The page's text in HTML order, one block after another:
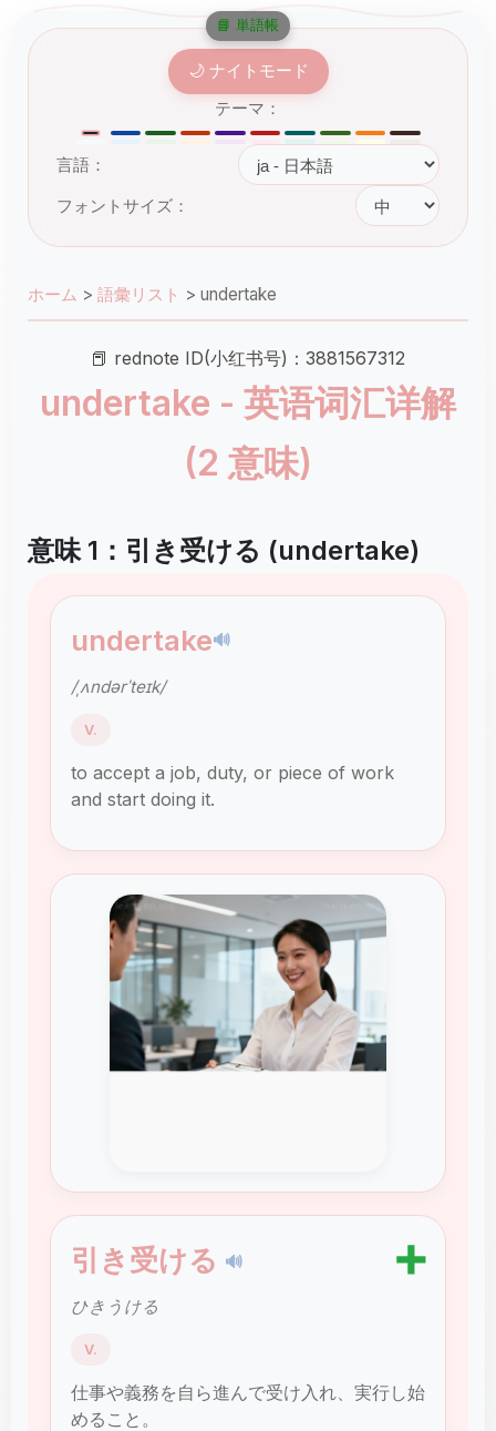
🌙 ナイトモード
テーマ：
言語：
フォントサイズ：
ホーム > 語彙リスト > undertake
📕 rednote ID(小红书号)：3881567312
undertake - 英语词汇详解
(2 意味)
意味 1：引き受ける (undertake)
undertake🔊
/ˌʌndərˈteɪk/
V.
to accept a job, duty, or piece of work
and start doing it.
引き受ける 🔊 ➕
ひきうける
V.
仕事や義務を自ら進んで受け入れ、実行し始
めること。
📘 単語帳